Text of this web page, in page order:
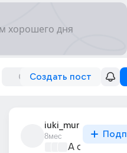
Создать пост
iuki_mur
8мес
А сейчас